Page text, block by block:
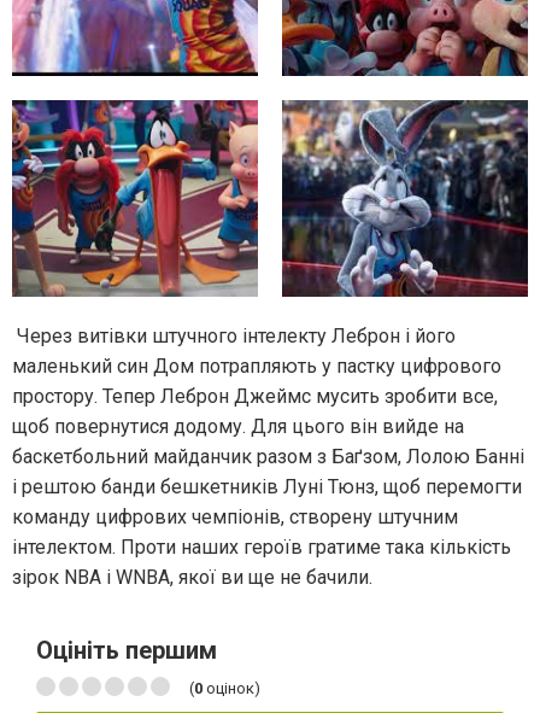
Через витівки штучного інтелекту Леброн і його
маленький син Дом потрапляють у пастку цифрового
простору. Тепер Леброн Джеймс мусить зробити все,
щоб повернутися додому. Для цього він вийде на
баскетбольний майданчик разом з Баґзом, Лолою Банні
і рештою банди бешкетників Луні Тюнз, щоб перемогти
команду цифрових чемпіонів, створену штучним
інтелектом. Проти наших героїв гратиме така кількість
зірок NBA і WNBA, якої ви ще не бачили.
Оцініть першим
(0 оцінок)